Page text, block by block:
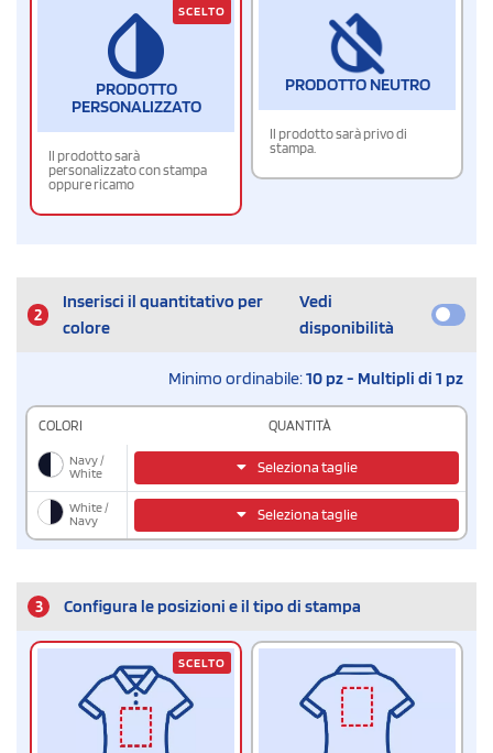
PRODOTTO
PERSONALIZZATO
Il prodotto sarà
personalizzato con stampa
oppure ricamo
SCELTO
PRODOTTO NEUTRO
Il prodotto sarà privo di
stampa.
2
Inserisci il quantitativo per
colore
Vedi
disponibilità
Minimo ordinabile:10 pz - Multipli di 1 pz
COLORI QUANTITÀ
Navy /
White
Seleziona taglie
White /
Navy
Seleziona taglie
3 Configura le posizioni e il tipo di stampa
SCELTO